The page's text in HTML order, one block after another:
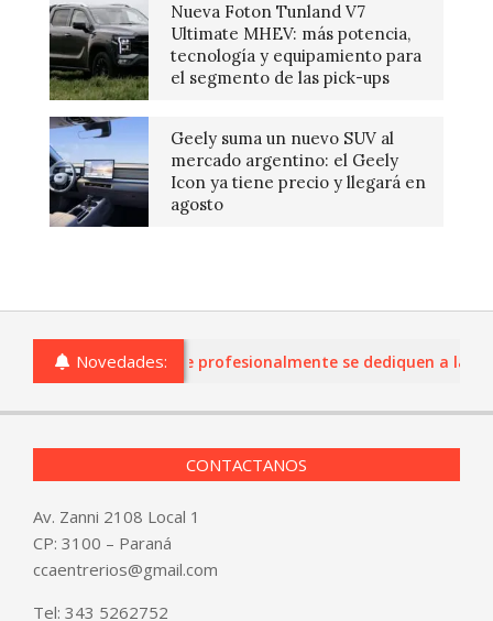
Nueva Foton Tunland V7
Ultimate MHEV: más potencia,
tecnología y equipamiento para
el segmento de las pick-ups
Geely suma un nuevo SUV al
mercado argentino: el Geely
Icon ya tiene precio y llegará en
agosto
Novedades:
de Entre Ríos que profesionalmente se dediquen a la
CONTACTANOS
Av. Zanni 2108 Local 1
CP: 3100 – Paraná
ccaentrerios@gmail.com
Tel: 343 5262752